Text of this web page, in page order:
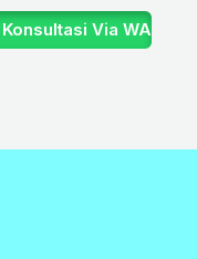
Konsultasi Via WA